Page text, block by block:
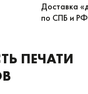
Доставка
по СПБ и РФ
ПЕЧАТИ